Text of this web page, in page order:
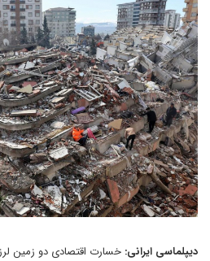
دیپلماسی ایرانی: